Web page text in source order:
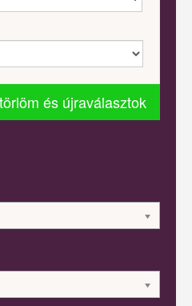
törlöm és újraválasztok